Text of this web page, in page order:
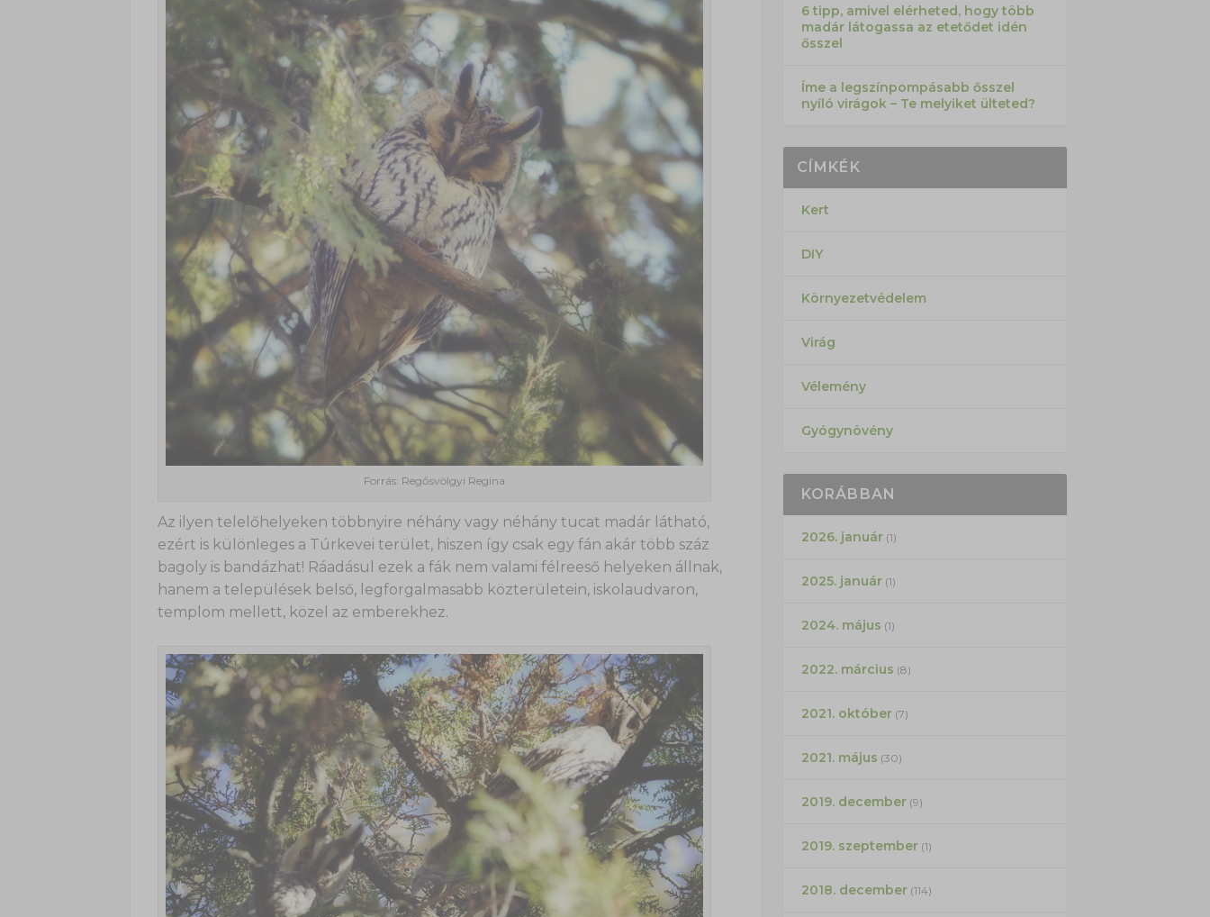
Forrás: Regősvölgyi Regina
Az ilyen telelőhelyeken többnyire néhány vagy néhány tucat madár látható,
ezért is különleges a Túrkevei terület, hiszen így csak egy fán akár több száz
bagoly is bandázhat! Ráadásul ezek a fák nem valami félreeső helyeken állnak,
hanem a települések belső, legforgalmasabb közterületein, iskolaudvaron,
templom mellett, közel az emberekhez.
6 tipp, amivel elérheted, hogy több
madár látogassa az etetődet idén
ősszel
Íme a legszínpompásabb ősszel
nyíló virágok – Te melyiket ülteted?
CÍMKÉK
Kert
DIY
Környezetvédelem
Virág
Vélemény
Gyógynövény
KORÁBBAN
2026. január(1)
2025. január(1)
2024. május (1)
2022. március (8)
2021. október(7)
2021. május (30)
2019. december(9)
2019. szeptember(1)
2018. december(114)